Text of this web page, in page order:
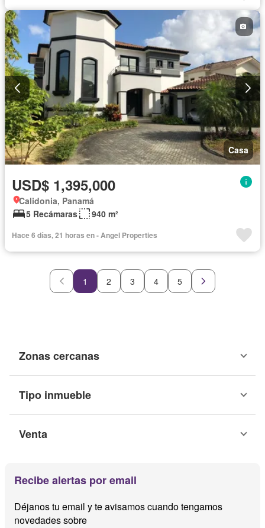
Casa
USD$ 1,395,000
Calidonia, Panamá
5 Recámaras
940 m²
Hace 6 días, 21 horas en - Angel Properties
1 2 3 4 5
Zonas cercanas
Tipo inmueble
Venta
Recibe alertas por email
Déjanos tu email y te avisamos cuando tengamos
novedades sobre